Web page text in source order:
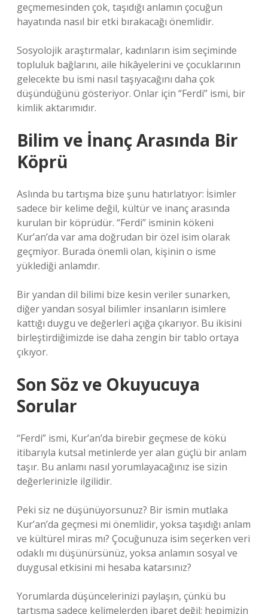
geçmemesinden çok, taşıdığı anlamın çocuğun
hayatında nasıl bir etki bırakacağı önemlidir.
Sosyolojik araştırmalar, kadınların isim seçiminde
topluluk bağlarını, aile hikâyelerini ve çocuklarının
gelecekte bu ismi nasıl taşıyacağını daha çok
düşündüğünü gösteriyor. Onlar için “Ferdi” ismi, bir
kimlik aktarımıdır.
Bilim ve İnanç Arasında Bir
Köprü
Aslında bu tartışma bize şunu hatırlatıyor: İsimler
sadece bir kelime değil, kültür ve inanç arasında
kurulan bir köprüdür. “Ferdi” isminin kökeni
Kur’an’da var ama doğrudan bir özel isim olarak
geçmiyor. Burada önemli olan, kişinin o isme
yüklediği anlamdır.
Bir yandan dil bilimi bize kesin veriler sunarken,
diğer yandan sosyal bilimler insanların isimlere
kattığı duygu ve değerleri açığa çıkarıyor. Bu ikisini
birleştirdiğimizde ise daha zengin bir tablo ortaya
çıkıyor.
Son Söz ve Okuyucuya
Sorular
“Ferdi” ismi, Kur’an’da birebir geçmese de kökü
itibarıyla kutsal metinlerde yer alan güçlü bir anlam
taşır. Bu anlamı nasıl yorumlayacağınız ise sizin
değerlerinizle ilgilidir.
Peki siz ne düşünüyorsunuz? Bir ismin mutlaka
Kur’an’da geçmesi mi önemlidir, yoksa taşıdığı anlam
ve kültürel miras mı? Çocuğunuza isim seçerken veri
odaklı mı düşünürsünüz, yoksa anlamın sosyal ve
duygusal etkisini mi hesaba katarsınız?
Yorumlarda düşüncelerinizi paylaşın, çünkü bu
tartışma sadece kelimelerden ibaret değil; hepimizin